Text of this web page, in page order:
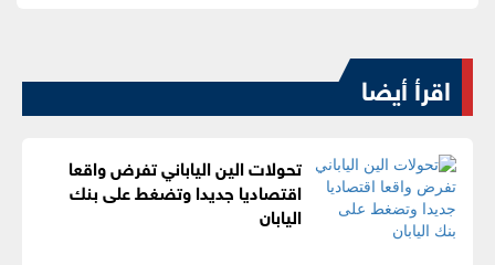
اقرأ أيضا
تحولات الين الياباني تفرض واقعا
اقتصاديا جديدا وتضغط على بنك
اليابان